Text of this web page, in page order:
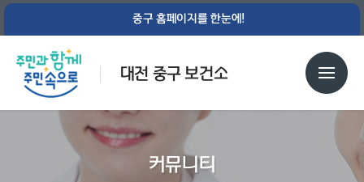
중구 홈페이지를 한눈에!
대전 중구 보건소
커뮤니티